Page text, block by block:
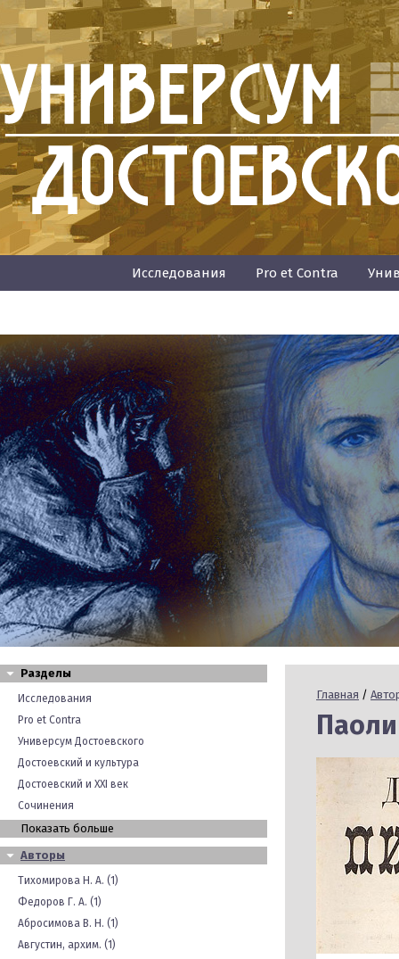
Исследования Pro et Contra
Разделы
Исследования
Pro et Contra
Универсум Достоевского
Достоевский и культура
Достоевский и XXI век
Сочинения
Показать больше
Авторы
Тихомирова Н. А. (1)
Федоров Г. А. (1)
Абросимова В. Н. (1)
Августин, архим. (1)
Главная /